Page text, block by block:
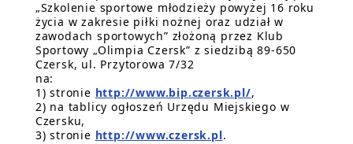
„Szkolenie sportowe młodzieży powyżej 16 roku
życia w zakresie piłki nożnej oraz udział w
zawodach sportowych” złożoną przez Klub
Sportowy „Olimpia Czersk” z siedzibą 89-650
Czersk, ul. Przytorowa 7/32
na:
1) stronie http://www.bip.czersk.pl/,
2) na tablicy ogłoszeń Urzędu Miejskiego w
Czersku,
3) stronie http://www.czersk.pl.